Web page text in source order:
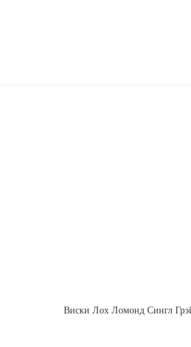
Виски Лох Ломонд Сингл